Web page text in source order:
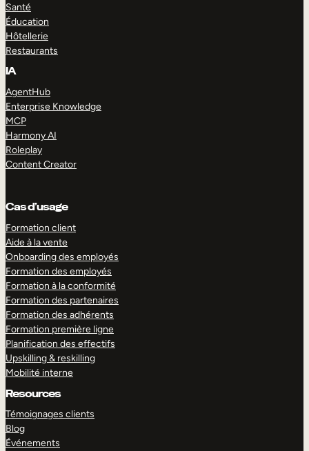
Santé
Éducation
Hôtellerie
Restaurants
IA
AgentHub
Enterprise Knowledge
MCP
Harmony AI
Roleplay
Content Creator
Cas d’usage
Formation client
Aide à la vente
Onboarding des employés
Formation des employés
Formation à la conformité
Formation des partenaires
Formation des adhérents
Formation première ligne
Planification des effectifs
Upskilling & reskilling
Mobilité interne
Resources
Témoignages clients
Blog
Événements